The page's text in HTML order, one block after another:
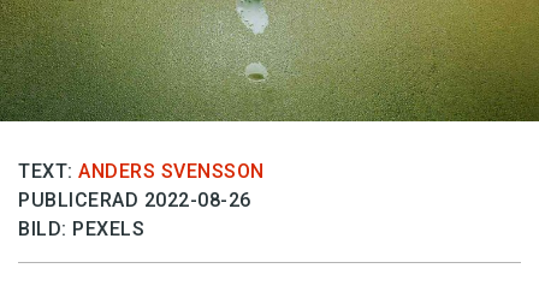
Annonsera
Prenumerera
Läs Språktidningen digitalt
Press
TEXT: ANDERS SVENSSON
PUBLICERAD 2022-08-26
BILD: PEXELS